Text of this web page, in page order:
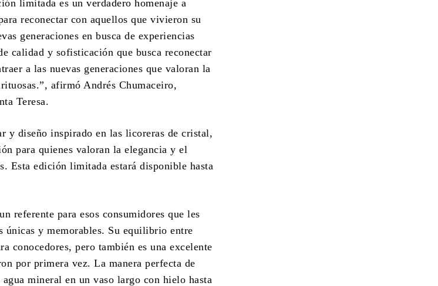
limitada es un verdadero homenaje a
reconectar con aquellos que vivieron su
generaciones en busca de experiencias
calidad y sofisticación que busca reconectar
a las nuevas generaciones que valoran la
afirmó Andrés Chumaceiro,
Teresa.
y diseño inspirado en las licoreras de cristal,
para quienes valoran la elegancia y el
Esta edición limitada estará disponible hasta
referente para esos consumidores que les
únicas y memorables. Su equilibrio entre
conocedores, pero también es una excelente
por primera vez. La manera perfecta de
mineral en un vaso largo con hielo hasta